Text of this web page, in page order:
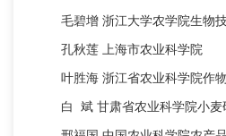
毛碧增 浙江大学农学院生物
孔秋莲 上海市农业科学院
叶胜海 浙江省农业科学院作
白 斌 甘肃省农业科学院小麦